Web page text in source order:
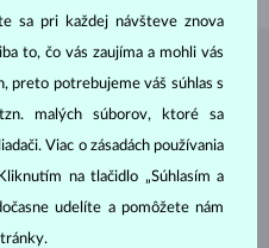
KLENOTA
sa pri každej návšteve znova
to, čo vás zaujíma a mohli vás
preto potrebujeme váš súhlas s
malých súborov, ktoré sa
Viac o zásadách používania
na tlačidlo „Súhlasím a
udelíte a pomôžete nám